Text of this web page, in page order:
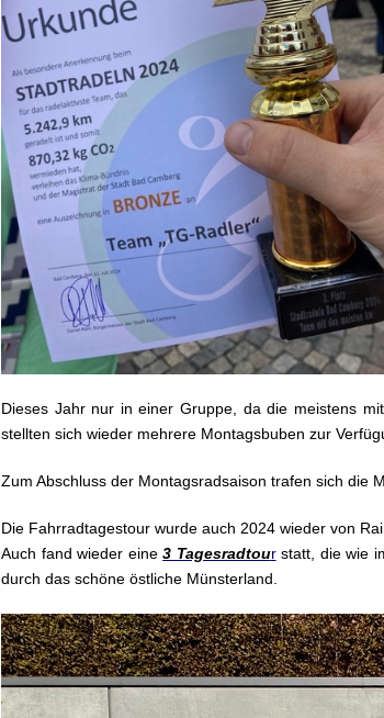
Dieses Jahr nur in einer Gruppe, da die meistens
stellten sich wieder mehrere Montagsbuben zur
Zum Abschluss der Montagsradsaison trafen sich die
Die Fahrradtagestour wurde auch 2024 wieder von
Auch fand wieder eine3 Tagesradtourstatt, die wie
durch das schöne östliche Münsterland.